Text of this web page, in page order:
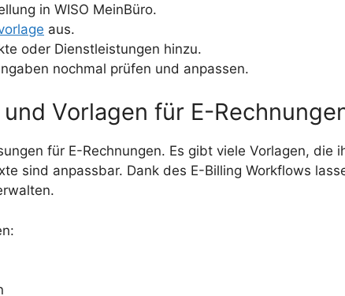
in WISO MeinBüro.
aus.
oder Dienstleistungen hinzu.
nochmal prüfen und anpassen.
Vorlagen für E-
für E-Rechnungen. Es gibt viele Vorlagen, die
sind anpassbar. Dank des E-Billing Workflows